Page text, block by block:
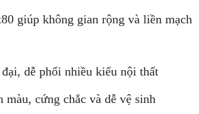
giúp không gian rộng và liền mạch
dễ phối nhiều kiểu nội thất
màu, cứng chắc và dễ vệ sinh